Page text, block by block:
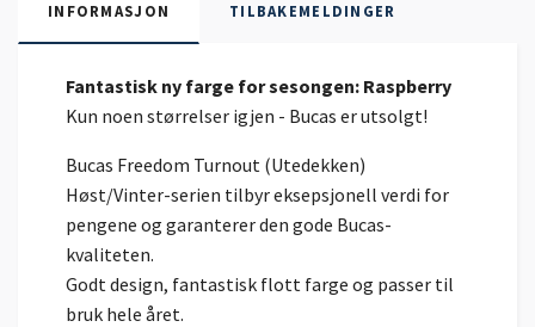
INFORMASJON TILBAKEMELDINGER
Fantastisk ny farge for sesongen: Raspberry
Kun noen størrelser igjen - Bucas er utsolgt!
Bucas Freedom Turnout (Utedekken)
Høst/Vinter-serien tilbyr eksepsjonell verdi for
pengene og garanterer den gode Bucas-
kvaliteten.
Godt design, fantastisk flott farge og passer til
bruk hele året.